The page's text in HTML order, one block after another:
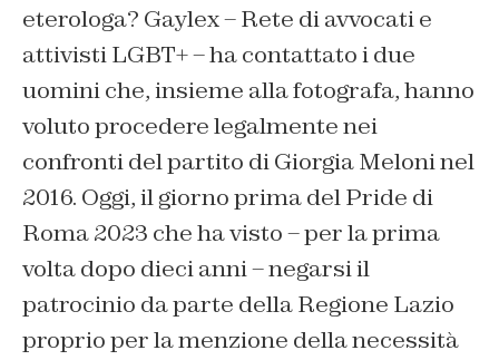
eterologa? Gaylex – Rete di avvocati e
attivisti LGBT+ – ha contattato i due
uomini che, insieme alla fotografa, hanno
voluto procedere legalmente nei
confronti del partito di Giorgia Meloni nel
2016. Oggi, il giorno prima del Pride di
Roma 2023 che ha visto – per la prima
volta dopo dieci anni – negarsi il
patrocinio da parte della Regione Lazio
proprio per la menzione della necessità